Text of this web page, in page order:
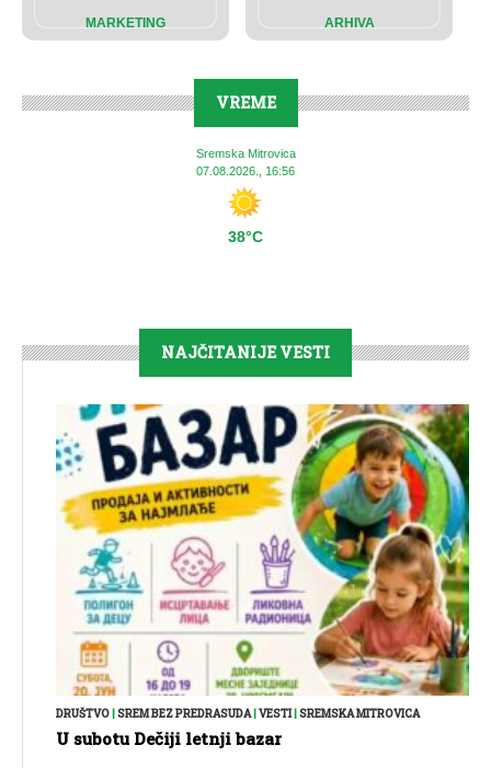
MARKETING ARHIVA
VREME
Sremska Mitrovica
07.08.2026., 16:56
38°C
NAJČITANIJE VESTI
DRUŠTVO|SREM BEZ PREDRASUDA|VESTI|SREMSKA MITROVICA
U subotu Dečiji letnji bazar